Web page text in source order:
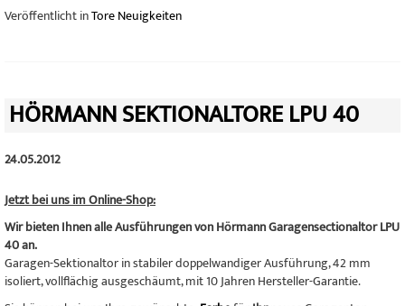
Veröffentlicht inTore Neuigkeiten
HÖRMANN SEKTIONALTORE LPU 40
24.05.2012
Jetzt bei uns im Online-Shop:
Wir bieten Ihnen alle Ausführungen von Hörmann Garagensectionaltor LPU
40 an.
Garagen-Sektionaltor in stabiler doppelwandiger Ausführung, 42 mm
isoliert, vollflächig ausgeschäumt, mit 10 Jahren Hersteller-Garantie.